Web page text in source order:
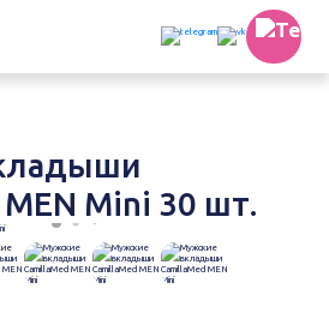
Mini 30 шт.